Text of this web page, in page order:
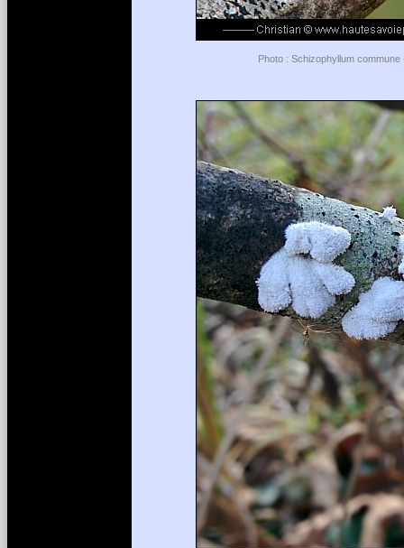
Photo : Schizophyllum